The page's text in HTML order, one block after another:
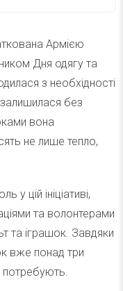
Армією
Дня одягу та
з необхідності
без
вона
не лише тепло,
у цій ініціативі,
та волонтерами
та іграшок. Завдяки
вже понад три
потребують.